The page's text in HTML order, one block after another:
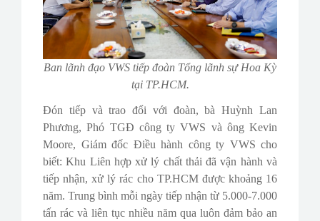
Ban lãnh đạo VWS tiếp đoàn Tổng lãnh sự Hoa Kỳ
tại TP.HCM.
Đón tiếp và trao đổi với đoàn, bà Huỳnh Lan
Phương, Phó TGĐ công ty VWS và ông Kevin
Moore, Giám đốc Điều hành công ty VWS cho
biết: Khu Liên hợp xử lý chất thải đã vận hành và
tiếp nhận, xử lý rác cho TP.HCM được khoảng 16
năm. Trung bình mỗi ngày tiếp nhận từ 5.000-7.000
tấn rác và liên tục nhiều năm qua luôn đảm bảo an